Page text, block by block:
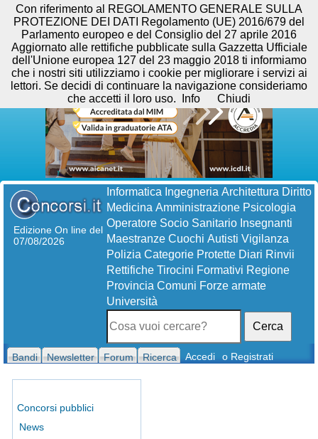
Edizione On line del
07/08/2026
Informatica Ingegneria Architettura Diritto
Medicina Amministrazione Psicologia
Operatore Socio Sanitario Insegnanti
Maestranze Cuochi Autisti Vigilanza
Polizia Categorie Protette Diari Rinvii
Rettifiche Tirocini Formativi Regione
Provincia Comuni Forze armate
Università
Cerca
Bandi Newsletter Forum Ricerca Accedi o Registrati
Concorsi pubblici
News
Con riferimento al REGOLAMENTO GENERALE SULLA
PROTEZIONE DEI DATI Regolamento (UE) 2016/679 del
Parlamento europeo e del Consiglio del 27 aprile 2016
Aggiornato alle rettifiche pubblicate sulla Gazzetta Ufficiale
dell'Unione europea 127 del 23 maggio 2018 ti informiamo
che i nostri siti utilizziamo i cookie per migliorare i servizi ai
lettori. Se decidi di continuare la navigazione consideriamo
che accetti il loro uso.
Info Chiudi